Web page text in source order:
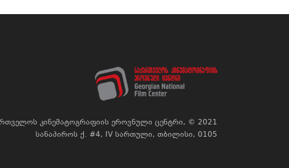
კინემატოგრაფიის ეროვნული ცენტრი, © 2021
სანაპიროს ქ. #4, IV სართული, თბილისი, 0105